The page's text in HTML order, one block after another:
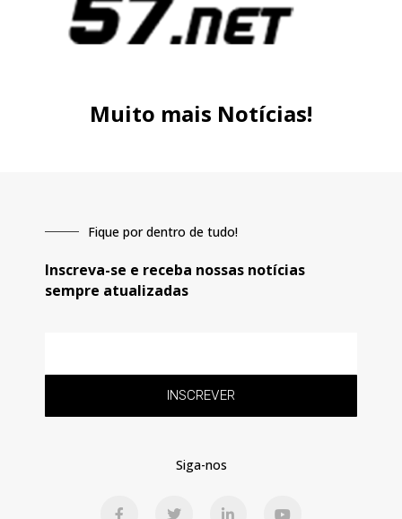
Muito mais Notícias!
Fique por dentro de tudo!
Inscreva-se e receba nossas notícias
sempre atualizadas
INSCREVER
Siga-nos